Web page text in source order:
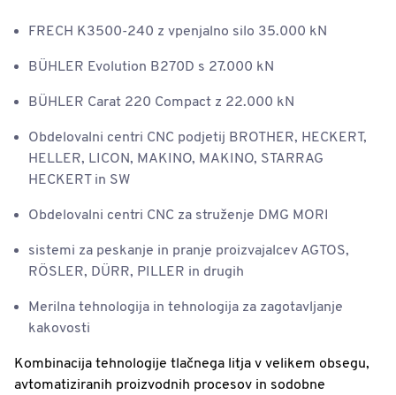
FRECH K3500-240 z vpenjalno silo 35.000 kN
BÜHLER Evolution B270D s 27.000 kN
BÜHLER Carat 220 Compact z 22.000 kN
Obdelovalni centri CNC podjetij BROTHER, HECKERT,
HELLER, LICON, MAKINO, MAKINO, STARRAG
HECKERT in SW
Obdelovalni centri CNC za struženje DMG MORI
sistemi za peskanje in pranje proizvajalcev AGTOS,
RÖSLER, DÜRR, PILLER in drugih
Merilna tehnologija in tehnologija za zagotavljanje
kakovosti
Kombinacija tehnologije tlačnega litja v velikem obsegu,
avtomatiziranih proizvodnih procesov in sodobne